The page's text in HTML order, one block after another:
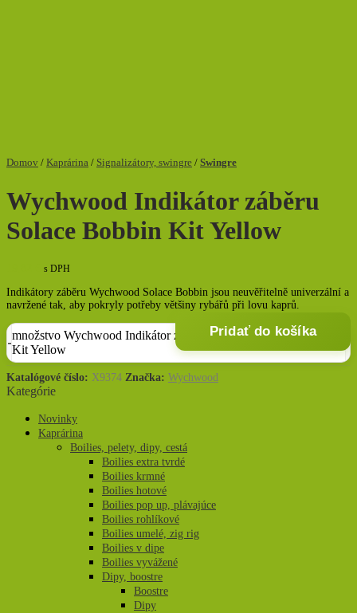
Domov / Kaprárina / Signalizátory, swingre / Swingre
Wychwood Indikátor záběru
Solace Bobbin Kit Yellow
s DPH
Indikátory záběru Wychwood Solace Bobbin jsou neuvěřitelně univerzální a
navržené tak, aby pokryly potřeby většiny rybářů při lovu kaprů.
množstvo Wychwood Indikátor záběru Solace Bobbin
Kit Yellow
Pridať do košíka
Katalógové číslo: X9374 Značka: Wychwood
Kategórie
Novinky
Kaprárina
Boilies, pelety, dipy, cestá
Boilies extra tvrdé
Boilies krmné
Boilies hotové
Boilies pop up, plávajúce
Boilies rohlíkové
Boilies umelé, zig rig
Boilies v dipe
Boilies vyvážené
Dipy, boostre
Boostre
Dipy